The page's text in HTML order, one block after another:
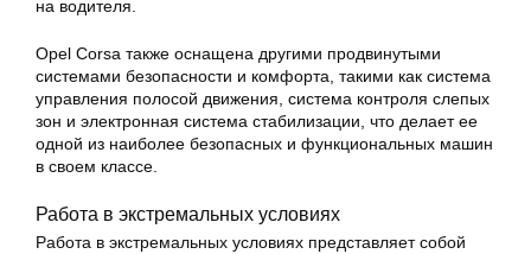
на водителя.
Opel Corsa также оснащена другими продвинутыми
системами безопасности и комфорта, такими как система
управления полосой движения, система контроля слепых
зон и электронная система стабилизации, что делает ее
одной из наиболее безопасных и функциональных машин
в своем классе.
Работа в экстремальных условиях
Работа в экстремальных условиях представляет собой